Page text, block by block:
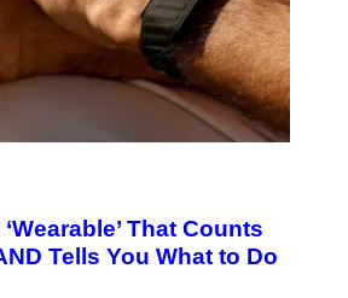
That Counts
Tells You What to Do